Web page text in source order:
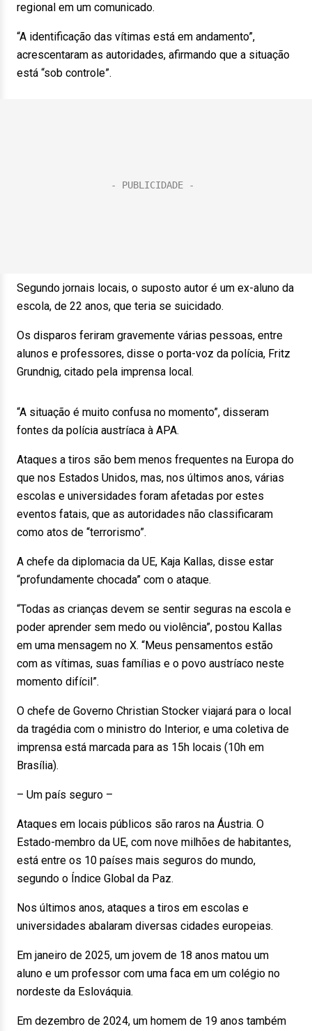
regional em um comunicado.
“A identificação das vítimas está em andamento”,
acrescentaram as autoridades, afirmando que a situação
está “sob controle”.
Segundo jornais locais, o suposto autor é um ex-aluno da
escola, de 22 anos, que teria se suicidado.
Os disparos feriram gravemente várias pessoas, entre
alunos e professores, disse o porta-voz da polícia, Fritz
Grundnig, citado pela imprensa local.
“A situação é muito confusa no momento”, disseram
fontes da polícia austríaca à APA.
Ataques a tiros são bem menos frequentes na Europa do
que nos Estados Unidos, mas, nos últimos anos, várias
escolas e universidades foram afetadas por estes
eventos fatais, que as autoridades não classificaram
como atos de “terrorismo”.
A chefe da diplomacia da UE, Kaja Kallas, disse estar
“profundamente chocada” com o ataque.
“Todas as crianças devem se sentir seguras na escola e
poder aprender sem medo ou violência”, postou Kallas
em uma mensagem no X. “Meus pensamentos estão
com as vítimas, suas famílias e o povo austríaco neste
momento difícil”.
O chefe de Governo Christian Stocker viajará para o local
da tragédia com o ministro do Interior, e uma coletiva de
imprensa está marcada para as 15h locais (10h em
Brasília).
– Um país seguro –
Ataques em locais públicos são raros na Áustria. O
Estado-membro da UE, com nove milhões de habitantes,
está entre os 10 países mais seguros do mundo,
segundo o Índice Global da Paz.
Nos últimos anos, ataques a tiros em escolas e
universidades abalaram diversas cidades europeias.
Em janeiro de 2025, um jovem de 18 anos matou um
aluno e um professor com uma faca em um colégio no
nordeste da Eslováquia.
Em dezembro de 2024, um homem de 19 anos também